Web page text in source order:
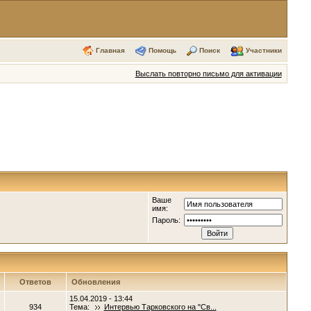
Главная Помощь Поиск Участники
Выслать повторно письмо для активации
Ваше
имя:
Пароль:
Ответов Обновления
934
15.04.2019 - 13:44
Тема:
Интервью Тарковского на "Св...